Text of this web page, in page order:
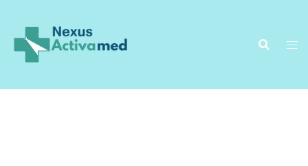
contenido